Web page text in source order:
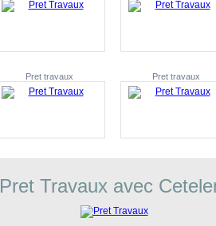
Pret travaux Pret travaux
Pret Travaux avec